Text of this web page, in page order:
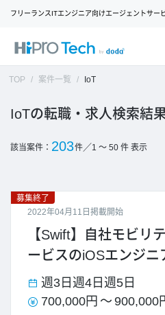
フリーランスITエンジニア向けエージェントサー
TOP 案件一覧 IoT
IoT
該当案件： 203件／1 ～ 50 件 表示
募集終了
2022年04月11日掲載開始
【Swift】自社モビリ
ービスのiOSエンジニ
週3日 週4日 週5日
700,000円 ～ 900,000